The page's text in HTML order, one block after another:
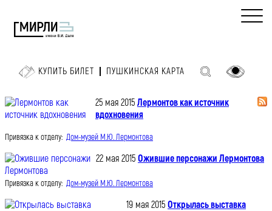
КУПИТЬ БИЛЕТ ПУШКИНСКАЯ КАРТА
25 мая 2015 Лермонтов как источник
вдохновения
Привязка к отделу: Дом-музей М.Ю. Лермонтова
22 мая 2015 Ожившие персонажи Лермонтова
Привязка к отделу: Дом-музей М.Ю. Лермонтова
19 мая 2015 Открылась выставка